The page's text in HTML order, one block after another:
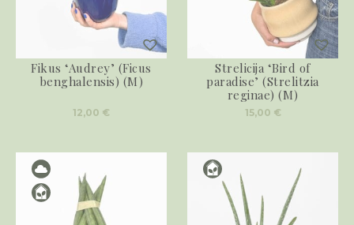
Fikus ‘Audrey’ (Ficus
benghalensis) (M)
12,00 €
Strelicija ‘Bird of
paradise’ (Strelitzia
reginae) (M)
15,00 €